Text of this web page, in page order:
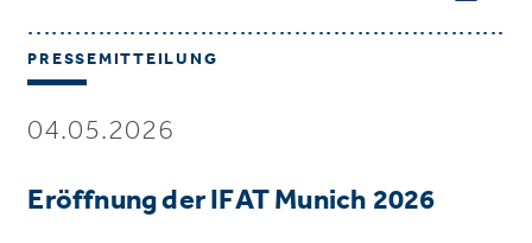
PRESSEMITTEILUNG
04.05.2026
Eröffnung der IFAT Munich 2026